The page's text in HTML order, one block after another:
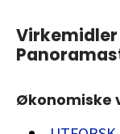
Virkemidler
Økonomiske